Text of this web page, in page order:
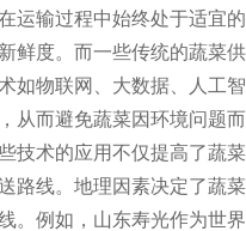
运输过程中始终处于适宜
鲜度。而一些传统的蔬菜
如物联网、大数据、人工
从而避免蔬菜因环境问题
技术的应用不仅提高了蔬
路线。地理因素决定了蔬
。例如，山东寿光作为世